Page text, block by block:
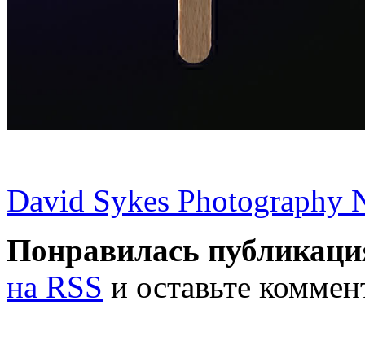
David Sykes Photography
Понравилась
на RSS и оставьте